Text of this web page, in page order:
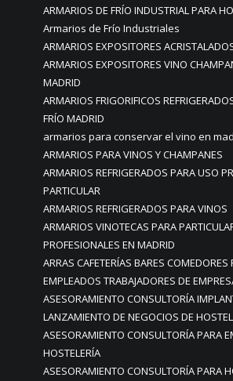
ARMARIOS DE FRÍO INDUSTRIAL PARA
Armarios de Frío Industriales
ARMARIOS EXPOSITORES
ARMARIOS EXPOSITORES VINO
MADRID
ARMARIOS FRIGORIFICOS
FRÍO MADRID
armarios para conservar el vino en
ARMARIOS PARA VINOS Y CHAMPANES
ARMARIOS REFRIGERADOS PARA USO
PARTICULAR
ARMARIOS REFRIGERADOS PARA VINOS
ARMARIOS VINOTECAS PARA
PROFESIONALES EN MADRID
ARRAS CAFETERÍAS BARES COMEDORES
EMPLEADOS TRABAJADORES DE
ASESORAMIENTO CONSULTORÍA
LANZAMIENTO DE NEGOCIOS DE
ASESORAMIENTO CONSULTORÍA PARA
HOSTELERÍA
ASESORAMIENTO CONSULTORÍA PARA